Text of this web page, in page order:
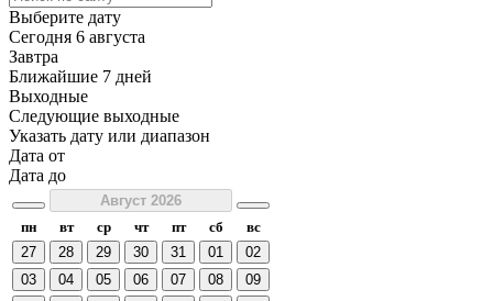
Выберите дату
Сегодня 6 августа
Завтра
Ближайшие 7 дней
Выходные
Следующие выходные
Указать дату или диапазон
Дата от
Дата до
Август 2026
пн
вт ср чт пт сб
вс
27
28 29 30 31 01
02
03
04 05 06 07 08
09